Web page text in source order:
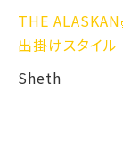
THE
出掛けスタイル
Sheth